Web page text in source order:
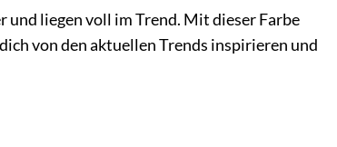
liegen voll im Trend. Mit dieser Farbe
von den aktuellen Trends inspirieren und